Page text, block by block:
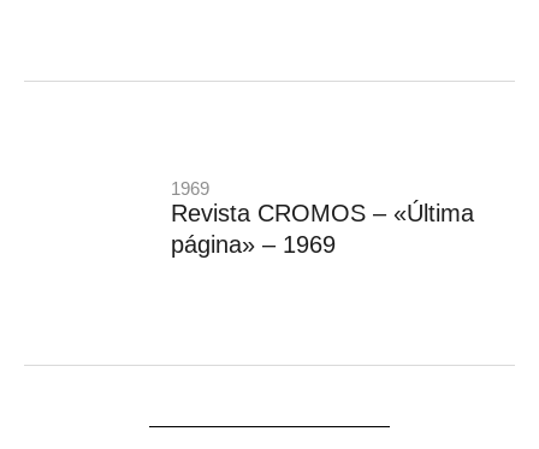
1969
Revista CROMOS – «Última
página» – 1969